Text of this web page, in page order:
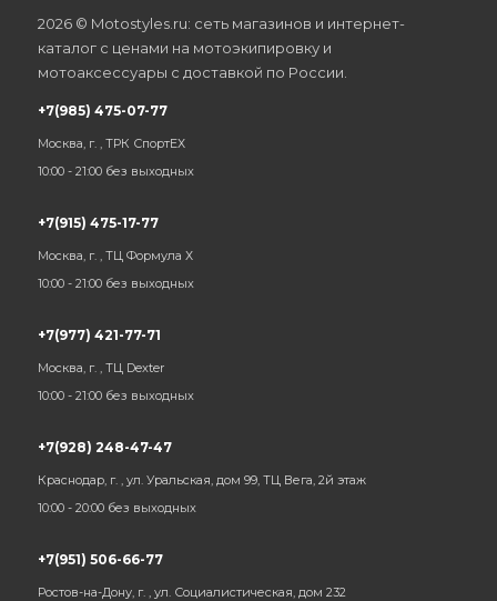
2026 © Motostyles.ru: сеть магазинов и интернет-
каталог с ценами на мотоэкипировку и
мотоаксессуары с доставкой по России.
+7(985) 475-07-77
Москва, г. , ТРК СпортЕХ
10:00 - 21:00 без выходных
+7(915) 475-17-77
Москва, г. , ТЦ Формула Х
10:00 - 21:00 без выходных
+7(977) 421-77-71
Москва, г. , ТЦ Dexter
10:00 - 21:00 без выходных
+7(928) 248-47-47
Краснодар, г. , ул. Уральская, дом 99, ТЦ Вега, 2й этаж
10:00 - 20:00 без выходных
+7(951) 506-66-77
Ростов-на-Дону, г. , ул. Социалистическая, дом 232